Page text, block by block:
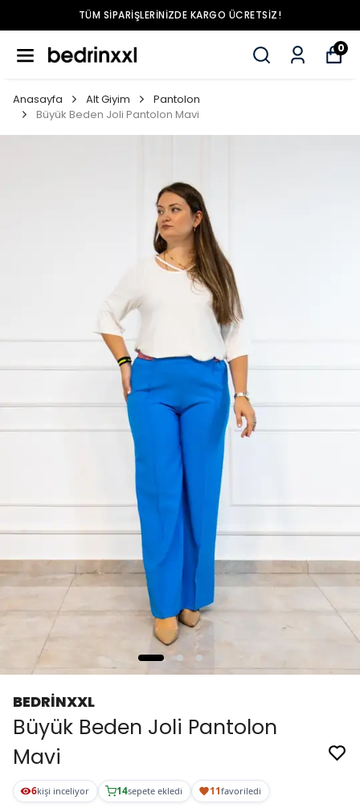
TÜM SIPARIŞLERINIZDE KARGO ÜCRETSIZ!
0
Anasayfa Alt Giyim
Pantolon
Büyük Beden Joli Pantolon Mavi
BEDRİNXXL
Büyük Beden Joli Pantolon
Mavi
6kişi inceliyor 14sepete ekledi 11favoriledi